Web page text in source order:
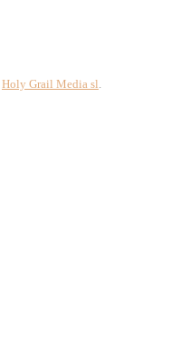
Holy Grail Media sl.